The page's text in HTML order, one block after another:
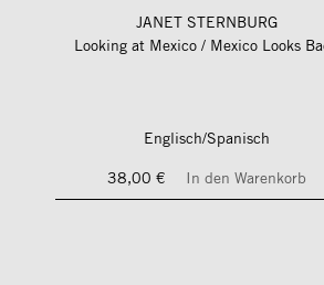
JANET STERNBURG
Looking at Mexico / Mexico Looks
Englisch/Spanisch
38,00 €
In den Warenkorb